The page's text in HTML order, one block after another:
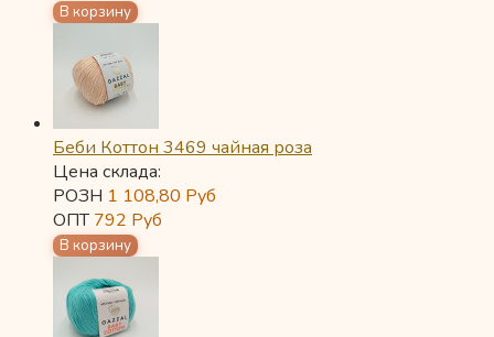
Беби Коттон 3469 чайная роза
Цена склада:
РОЗН 1 108,80 Руб
ОПТ792 Руб